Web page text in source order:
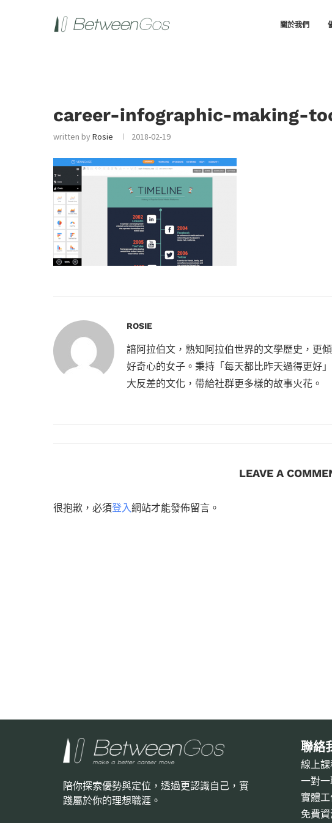
關於我們
career-infographic-making-
written byRosie 2018-02-19
ROSIE
諳阿拉伯文，熟知阿拉伯世界的文學歷史，更
好奇心的女子。秉持「每天都比昨天過得更好
大反差的文化，帶給社群更多樣的故事火花。
LEAVE A
很抱歉，必須登入網站才能發佈留言。
陪你探索優勢與定位，透過更認識自己，實
踐屬於你的理想職涯。
聯絡
線上
一對
實體
免費